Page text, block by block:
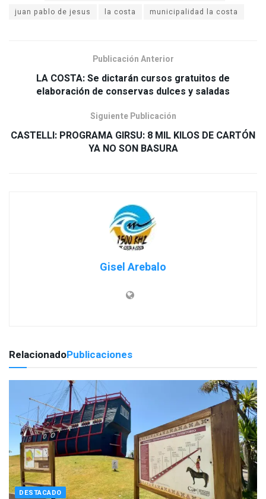
juan pablo de jesus
la costa municipalidad la costa
Publicación Anterior
LA COSTA: Se dictarán cursos gratuitos de
elaboración de conservas dulces y saladas
Siguiente Publicación
CASTELLI: PROGRAMA GIRSU: 8 MIL KILOS DE CARTÓN
YA NO SON BASURA
Gisel Arebalo
RelacionadoPublicaciones
DESTACADO